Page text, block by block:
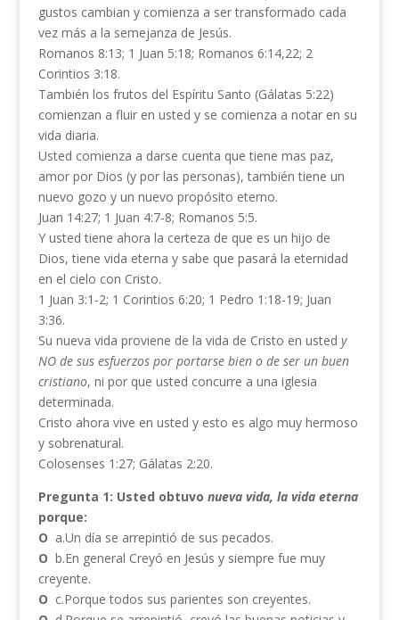
gustos cambian y comienza a ser transformado cada
vez más a la semejanza de Jesús.
Romanos 8:13; 1 Juan 5:18; Romanos 6:14,22; 2
Corintios 3:18.
También los frutos del Espíritu Santo (Gálatas 5:22)
comienzan a fluir en usted y se comienza a notar en su
vida diaria.
Usted comienza a darse cuenta que tiene mas paz,
amor por Dios (y por las personas), también tiene un
nuevo gozo y un nuevo propósito eterno.
Juan 14:27; 1 Juan 4:7-8; Romanos 5:5.
Y usted tiene ahora la certeza de que es un hijo de
Dios, tiene vida eterna y sabe que pasará la eternidad
en el cielo con Cristo.
1 Juan 3:1-2; 1 Corintios 6:20; 1 Pedro 1:18-19; Juan
3:36.
Su nueva vida proviene de la vida de Cristo en usted y
NO de sus esfuerzos por portarse bien o de ser un buen
cristiano, ni por que usted concurre a una iglesia
determinada.
Cristo ahora vive en usted y esto es algo muy hermoso
y sobrenatural.
Colosenses 1:27; Gálatas 2:20.
Pregunta 1: Usted obtuvo nueva vida, la vida eterna
porque:
O a.Un día se arrepintió de sus pecados.
O b.En general Creyó en Jesús y siempre fue muy
creyente.
O c.Porque todos sus parientes son creyentes.